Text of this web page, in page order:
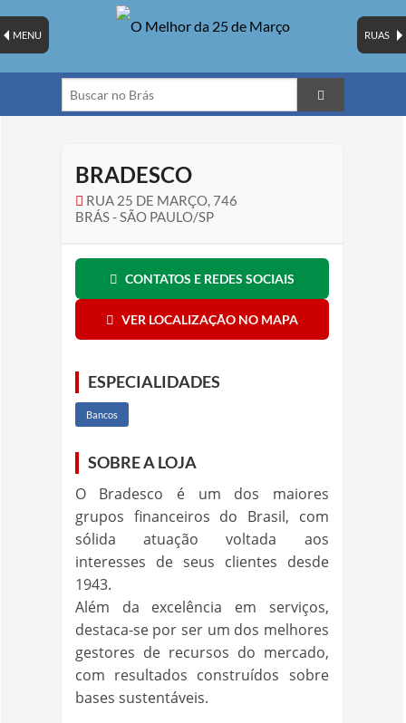
RUAS
MENU
BRADESCO
RUA 25 DE MARÇO, 746
BRÁS - SÃO PAULO/SP
CONTATOS E REDES SOCIAIS
VER LOCALIZAÇÃO NO MAPA
ESPECIALIDADES
Bancos
SOBRE A LOJA
O Bradesco é um dos maiores
grupos financeiros do Brasil, com
sólida atuação voltada aos
interesses de seus clientes desde
1943.
Além da excelência em serviços,
destaca-se por ser um dos melhores
gestores de recursos do mercado,
com resultados construídos sobre
bases sustentáveis.